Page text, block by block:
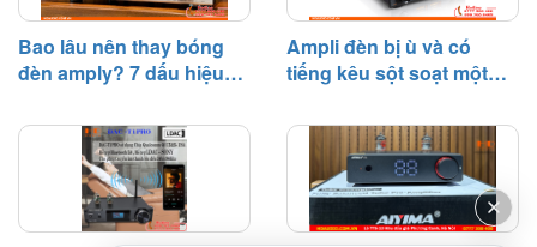
Bao lâu nên thay bóng
đèn amply? 7 dấu hiệu
Ampli đèn bị ù và có
tiếng kêu sột soạt một
cách khắc phục